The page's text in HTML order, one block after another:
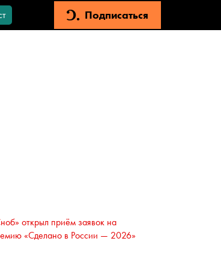
Подписаться
открыл приём заявок на
«Сделано в России — 2026»